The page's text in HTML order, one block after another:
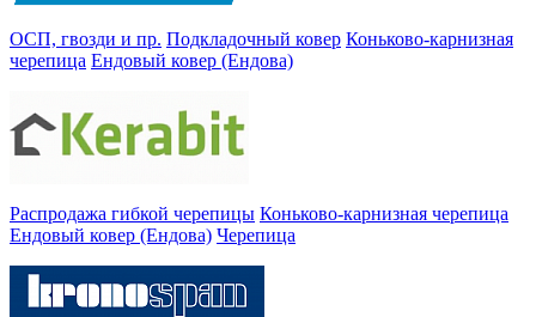
ОСП, гвозди и пр. Подкладочный ковер Коньково-карнизная
черепица Ендовый ковер (Ендова)
Распродажа гибкой черепицы Коньково-карнизная черепица
Ендовый ковер (Ендова) Черепица